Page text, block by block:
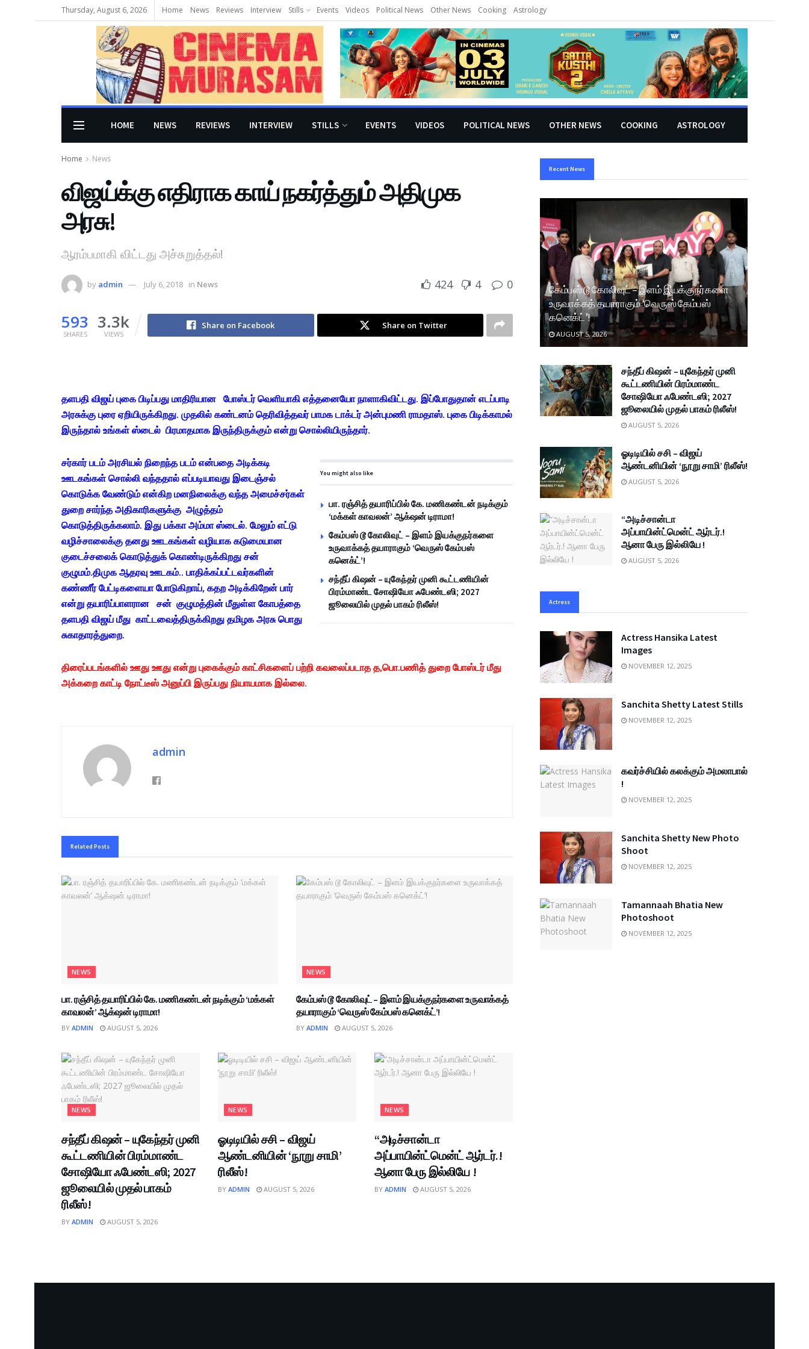
Thursday, August 6, 2026 Home News Reviews Interview Stills Events Videos Political News Other News Cooking Astrology
HOME NEWS REVIEWS INTERVIEW STILLS EVENTS VIDEOS POLITICAL NEWS OTHER NEWS COOKING ASTROLOGY
Home News
விஜய்க்கு எதிராக காய் நகர்த்தும் அதிமுக
அரசு!
ஆரம்பமாகி விட்டது அச்சுறுத்தல்!
by admin July 6, 2018 in News 424 4 0
593
SHARES
3.3k
VIEWS
Share on Facebook Share on Twitter
தளபதி விஜய் புகை பிடிப்பது மாதிரியான போஸ்டர் வெளியாகி எத்தனையோ நாளாகிவிட்டது. இப்போதுதான் எடப்பாடி
அரசுக்கு புரை ஏறியிருக்கிறது. முதலில் கண்டனம் தெரிவித்தவர் பாமக டாக்டர் அன்புமணி ராமதாஸ். புகை பிடிக்காமல்
இருந்தால் உங்கள் ஸ்டைல் பிரமாதமாக இருந்திருக்கும் என்று சொல்லியிருந்தார்.
You might also like
பா. ரஞ்சித் தயாரிப்பில் கே. மணிகண்டன் நடிக்கும்
‘மக்கள் காவலன்’ ஆக்‌ஷன் டிராமா!
கேம்பஸ் டூ கோலிவுட் – இளம் இயக்குநர்களை
உருவாக்கத் தயாராகும் ‘வெருஸ் கேம்பஸ்
கனெக்ட்’!
சந்தீப் கிஷன் – யுகேந்தர் முனி கூட்டணியின்
பிரம்மாண்ட சோஷியோ ஃபேண்டஸி; 2027
ஜூலையில் முதல் பாகம் ரிலீஸ்!
சர்கார் படம் அரசியல் நிறைந்த படம் என்பதை அடிக்கடி
ஊடகங்கள் சொல்லி வந்ததால் எப்படியாவது இடைஞ்சல்
கொடுக்க வேண்டும் என்கிற மனநிலைக்கு வந்த அமைச்சர்கள்
துறை சார்ந்த அதிகாரிகளுக்கு அழுத்தம்
கொடுத்திருக்கலாம். இது பக்கா அம்மா ஸ்டைல். மேலும் எட்டு
வழிச்சாலைக்கு தனது ஊடகங்கள் வழியாக கடுமையான
குடைச்சலைக் கொடுத்துக் கொண்டிருக்கிறது சன்
குழுமம்.திமுக ஆதரவு ஊடகம்.. பாதிக்கப்பட்டவர்களின்
கண்ணீர் பேட்டிகளையா போடுகிறாய், கதற அடிக்கிறேன் பார்
என்று தயாரிப்பாளரான சன் குழுமத்தின் மீதுள்ள கோபத்தை
தளபதி விஜய் மீது காட்டவைத்திருக்கிறது தமிழக அரசு பொது
சுகாதாரத்துறை.
திரைப்படங்களில் ஊது ஊது என்று புகைக்கும் காட்சிகளைப் பற்றி கவலைப்படாத த,பொ.பணித் துறை போஸ்டர் மீது
அக்கறை காட்டி நோட்டீஸ் அனுப்பி இருப்பது நியாயமாக இல்லை.
admin
Related Posts
NEWS
பா. ரஞ்சித் தயாரிப்பில் கே. மணிகண்டன் நடிக்கும் ‘மக்கள்
காவலன்’ ஆக்‌ஷன் டிராமா!
BY ADMIN AUGUST 5, 2026
NEWS
கேம்பஸ் டூ கோலிவுட் – இளம் இயக்குநர்களை உருவாக்கத்
தயாராகும் ‘வெருஸ் கேம்பஸ் கனெக்ட்’!
BY ADMIN AUGUST 5, 2026
NEWS
சந்தீப் கிஷன் – யுகேந்தர் முனி
கூட்டணியின் பிரம்மாண்ட
சோஷியோ ஃபேண்டஸி; 2027
ஜூலையில் முதல் பாகம்
ரிலீஸ்!
BY ADMIN AUGUST 5, 2026
NEWS
ஓடிடியில் சசி – விஜய்
ஆண்டனியின் ‘நூறு சாமி’
ரிலீஸ்!
BY ADMIN AUGUST 5, 2026
NEWS
“அடிச்சான்டா
அப்பாயின்ட்மென்ட் ஆர்டர்.!
ஆனா பேரு இல்லியே !
BY ADMIN AUGUST 5, 2026
Recent News
கேம்பஸ் டூ கோலிவுட் – இளம் இயக்குநர்களை
உருவாக்கத் தயாராகும் ‘வெருஸ் கேம்பஸ்
கனெக்ட்’!
AUGUST 5, 2026
சந்தீப் கிஷன் – யுகேந்தர் முனி
கூட்டணியின் பிரம்மாண்ட
சோஷியோ ஃபேண்டஸி; 2027
ஜூலையில் முதல் பாகம் ரிலீஸ்!
AUGUST 5, 2026
ஓடிடியில் சசி – விஜய்
ஆண்டனியின் ‘நூறு சாமி’ ரிலீஸ்!
AUGUST 5, 2026
“அடிச்சான்டா
அப்பாயின்ட்மென்ட் ஆர்டர்.!
ஆனா பேரு இல்லியே !
AUGUST 5, 2026
Actress
Actress Hansika Latest
Images
NOVEMBER 12, 2025
Sanchita Shetty Latest Stills
NOVEMBER 12, 2025
கவர்ச்சியில் கலக்கும் அமலாபால்
!
NOVEMBER 12, 2025
Sanchita Shetty New Photo
Shoot
NOVEMBER 12, 2025
Tamannaah Bhatia New
Photoshoot
NOVEMBER 12, 2025